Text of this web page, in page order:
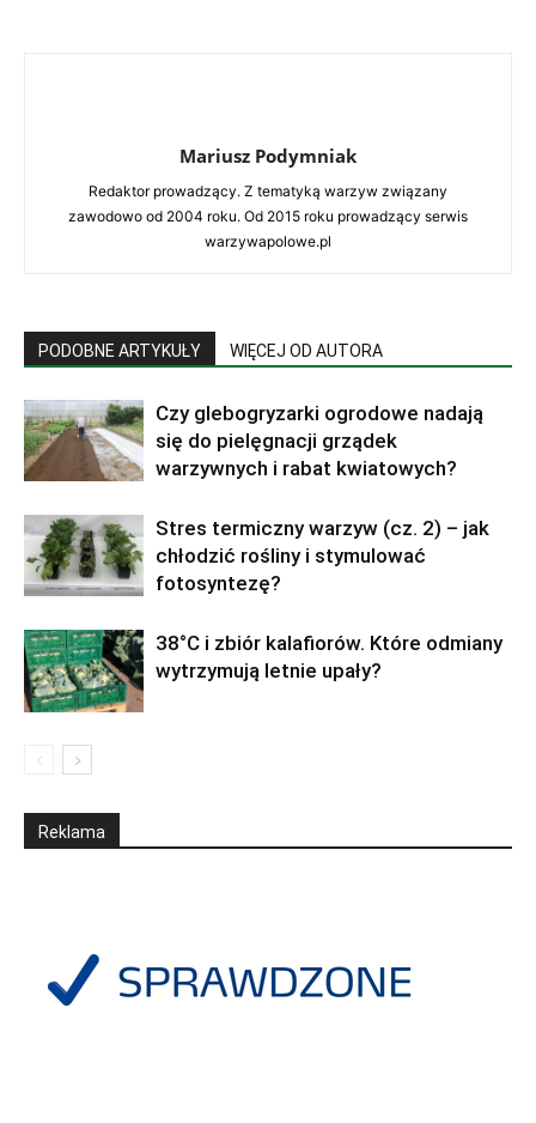
Mariusz Podymniak
Redaktor prowadzący. Z tematyką warzyw związany
zawodowo od 2004 roku. Od 2015 roku prowadzący serwis
warzywapolowe.pl
PODOBNE ARTYKUŁY WIĘCEJ OD AUTORA
Czy glebogryzarki ogrodowe nadają
się do pielęgnacji grządek
warzywnych i rabat kwiatowych?
Stres termiczny warzyw (cz. 2) – jak
chłodzić rośliny i stymulować
fotosyntezę?
38°C i zbiór kalafiorów. Które odmiany
wytrzymują letnie upały?
Reklama